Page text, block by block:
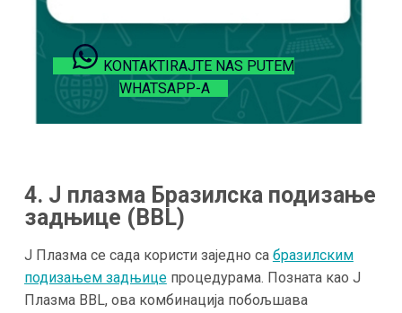
KONTAKTIRAJTE NAS PUTEM
WHATSAPP-A
4. J плазма Бразилска подизање
задњице (BBL)
J Плазма се сада користи заједно са бразилским
подизањем задњицепроцедурама. Позната као J
Плазма BBL, ова комбинација побољшава